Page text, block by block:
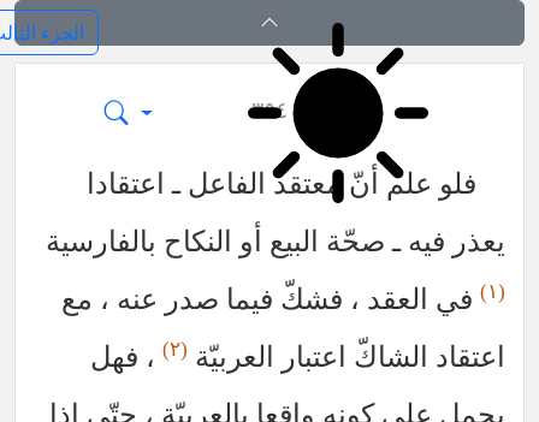
فرائد الاصول (رسائل)
٣٥٤
فلو علم أنّ معتقد الفاعل ـ اعتقادا
يعذر فيه ـ صحّة البيع أو النكاح بالفارسية
(١)
في العقد ، فشكّ فيما صدر عنه ، مع
اعتقاد الشاكّ اعتبار العربيّة (٢)
، فهل
يحمل على كونه واقعا بالعربيّة ، حتّى إذا